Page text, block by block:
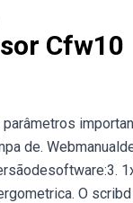
Cfw10
de.
O